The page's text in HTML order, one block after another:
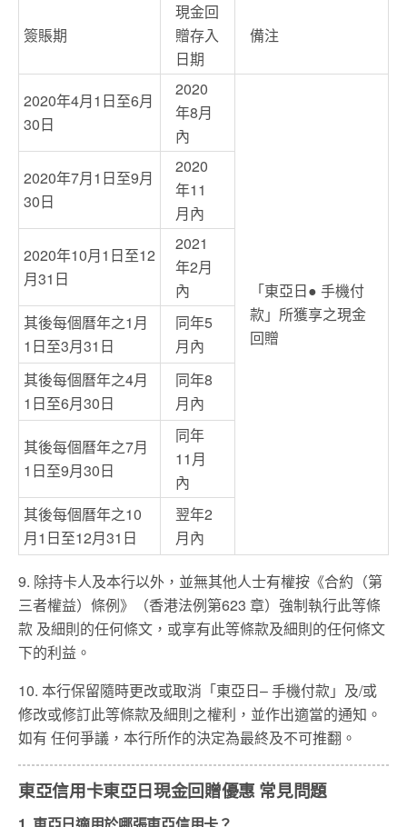
簽賬期
現金回
贈存入
日期
備注
2020年4月1日至6月
30日
2020
年8月
內
「東亞日● 手機付
款」所獲享之現金
回贈
2020年7月1日至9月
30日
2020
年11
月內
2020年10月1日至12
月31日
2021
年2月
內
其後每個曆年之1月
1日至3月31日
同年5
月內
其後每個曆年之4月
1日至6月30日
同年8
月內
其後每個曆年之7月
1日至9月30日
同年
11月
內
其後每個曆年之10
月1日至12月31日
翌年2
月內
9. 除持卡人及本行以外，並無其他人士有權按《合約（第
三者權益）條例》（香港法例第623 章）強制執行此等條
款 及細則的任何條文，或享有此等條款及細則的任何條文
下的利益。
10. 本行保留隨時更改或取消「東亞日– 手機付款」及/或
修改或修訂此等條款及細則之權利，並作出適當的通知。
如有 任何爭議，本行所作的決定為最終及不可推翻。
東亞信用卡東亞日現金回贈優惠 常見問題